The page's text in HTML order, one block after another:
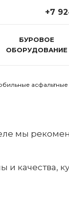
+7
БУРОВОЕ
ОБОРУДОВАНИЕ
асфальтные
мы
качества,